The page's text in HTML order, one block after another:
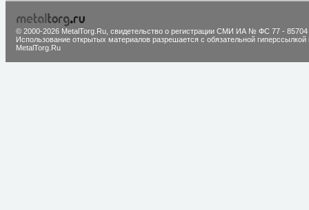
© 2000-2026 MetalTorg.Ru, cвидетельство о регистрации СМИ ИА № ФС 77 - 85704
Использование открытых материалов разрешается с обязательной гиперссылкой
MetalTorg.Ru